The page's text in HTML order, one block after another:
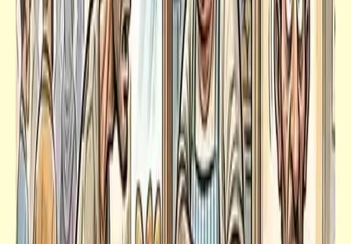
قصص_سخصية مصر
سخصية مصر | المَثْلَبَة (الرَذيلَة) السابعة:
المَحْسوبيَّةُ أَوْ الوَساطَةُ وتَطْبيقُ الاسْتِثْناءاتِ أَكْثَرَ
مِنْ تَطْبيقِ القَوانينِ واللَوائِحِ عَلَى حِسابِ الأَحَقِيَّةِ
والكَفاءَة